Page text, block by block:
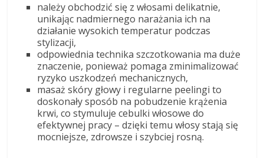
należy obchodzić się z włosami delikatnie,
unikając nadmiernego narażania ich na
działanie wysokich temperatur podczas
stylizacji,
odpowiednia technika szczotkowania ma duże
znaczenie, ponieważ pomaga zminimalizować
ryzyko uszkodzeń mechanicznych,
masaż skóry głowy i regularne peelingi to
doskonały sposób na pobudzenie krążenia
krwi, co stymuluje cebulki włosowe do
efektywnej pracy – dzięki temu włosy stają się
mocniejsze, zdrowsze i szybciej rosną.